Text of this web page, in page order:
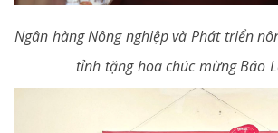
Ngân hàng Nông nghiệp và Phát triển
tỉnh tặng hoa chúc mừng Báo